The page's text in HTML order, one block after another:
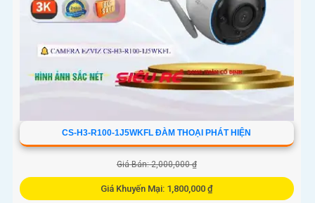
CS-H3-R100-1J5WKFL ĐÀM THOẠI PHÁT HIỆN
Giá Bán: 2,000,000 ₫
Giá Khuyến Mại: 1,800,000 ₫